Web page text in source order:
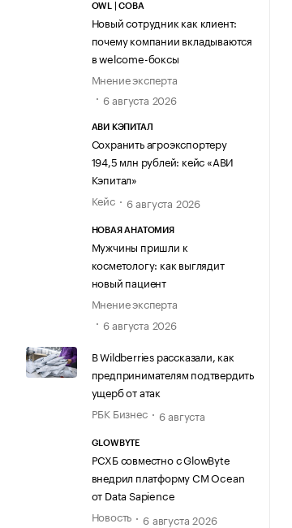
OWL | СОВА
Новый сотрудник как клиент:
почему компании вкладываются
в welcome-боксы
Мнение эксперта
6 августа 2026
АВИ КЭПИТАЛ
Сохранить агроэкспортеру
194,5 млн рублей: кейс «АВИ
Кэпитал»
Кейс
6 августа 2026
НОВАЯ АНАТОМИЯ
Мужчины пришли к
косметологу: как выглядит
новый пациент
Мнение эксперта
6 августа 2026
В Wildberries рассказали, как
предпринимателям подтвердить
ущерб от атак
РБК Бизнес
6 августа
GLOWBYTE
РСХБ совместно с GlowByte
внедрил платформу CM Ocean
от Data Sapience
Новость
6 августа 2026